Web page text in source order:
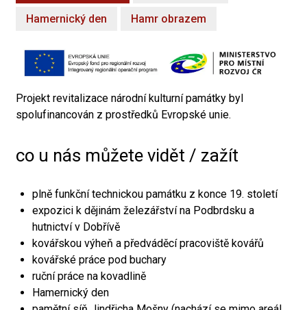
Hamernický den Hamr obrazem
Projekt revitalizace národní kulturní památky byl
spolufinancován z prostředků Evropské unie.
co u nás můžete vidět / zažít
plně funkční technickou památku z konce 19. století
expozici k dějinám železářství na Podbrdsku a
hutnictví v Dobřívě
kovářskou výheň a předváděcí pracoviště kovářů
kovářské práce pod buchary
ruční práce na kovadlině
Hamernický den